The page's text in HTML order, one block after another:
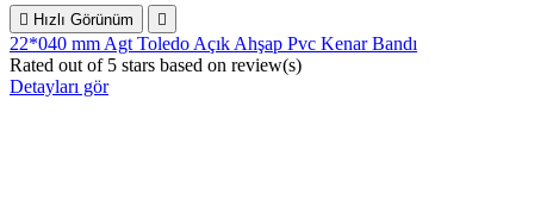
 Hızlı Görünüm 
22*040 mm Agt Toledo Açık Ahşap Pvc Kenar Bandı
Rated out of 5 stars based on review(s)
Detayları gör